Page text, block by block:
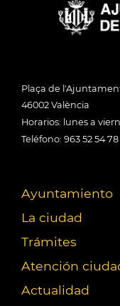
Plaça de l'Ajuntament
46002 València
Horarios: lunes a
Teléfono: 963 52 54 78
Ayuntamiento
La ciudad
Trámites
Atención
Actualidad